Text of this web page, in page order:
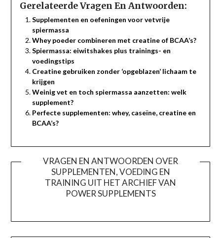
Gerelateerde Vragen En Antwoorden:
Supplementen en oefeningen voor vetvrije
spiermassa
Whey poeder combineren met creatine of BCAA’s?
Spiermassa: eiwitshakes plus trainings- en
voedingstips
Creatine gebruiken zonder ‘opgeblazen’ lichaam te
krijgen
Weinig vet en toch spiermassa aanzetten: welk
supplement?
Perfecte supplementen: whey, caseïne, creatine en
BCAA’s?
VRAGEN EN ANTWOORDEN OVER
SUPPLEMENTEN, VOEDING EN
TRAINING UIT HET ARCHIEF VAN
POWER SUPPLEMENTS